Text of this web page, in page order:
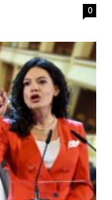
0